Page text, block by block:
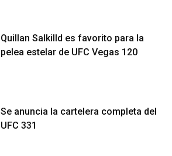
Quillan Salkilld es favorito para la
pelea estelar de UFC Vegas 120
Se anuncia la cartelera completa del
UFC 331